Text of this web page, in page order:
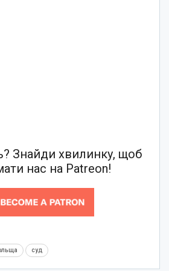
Знайди хвилинку, щоб
нас на Patreon!
суд